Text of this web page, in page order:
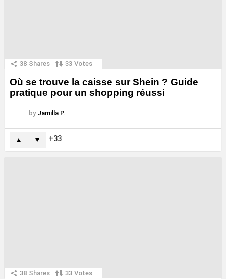
38 Shares 33 Votes
Où se trouve la caisse sur Shein ? Guide
pratique pour un shopping réussi
by Jamilla P.
33
38 Shares 33 Votes